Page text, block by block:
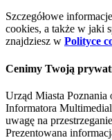
Szczegółowe
cookies, a także w jaki
znajdziesz w Polityce
Cenimy Twoją
Urząd Miasta
Informatora
uwagę na
Prezentowana